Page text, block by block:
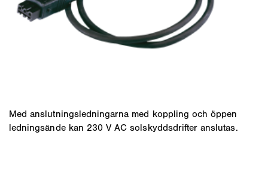
Med anslutningsledningarna med koppling och öppen
ledningsände kan 230 V AC solskyddsdrifter anslutas.